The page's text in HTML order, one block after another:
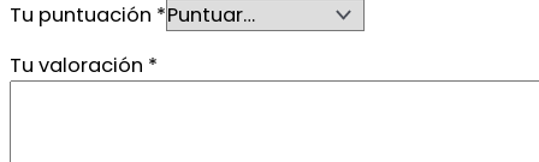
Tu puntuación *
Tu valoración *